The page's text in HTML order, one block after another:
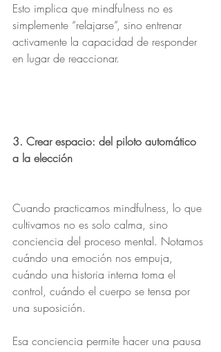
Esto implica que mindfulness no es
simplemente “relajarse”, sino entrenar
activamente la capacidad de responder
en lugar de reaccionar.
3. Crear espacio: del piloto automático
a la elección
Cuando practicamos mindfulness, lo que
cultivamos no es solo calma, sino
conciencia del proceso mental. Notamos
cuándo una emoción nos empuja,
cuándo una historia interna toma el
control, cuándo el cuerpo se tensa por
una suposición.
Esa conciencia permite hacer una pausa